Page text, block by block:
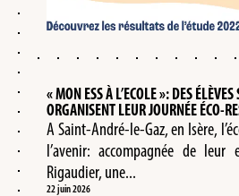
« MON ESS À L’ECOLE »: DES
ORGANISENT LEUR JOURNÉE ÉCO-
A Saint-André-le-Gaz, en Isère,
l’avenir: accompagnée de leur
Rigaudier, une...
22 juin 2026